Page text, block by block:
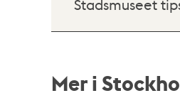
Stadsmuseet
Mer i